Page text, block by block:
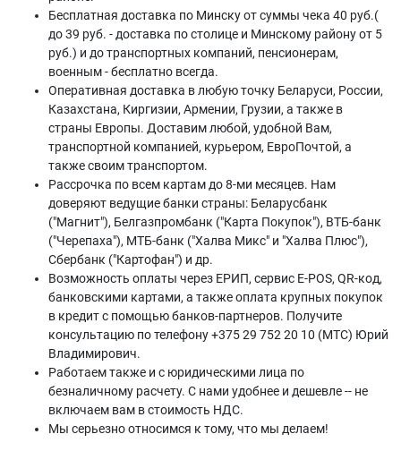
Бесплатная доставка по Минску от суммы чека 40 руб.(
до 39 руб. - доставка по столице и Минскому району от 5
руб.) и до транспортных компаний, пенсионерам,
военным - бесплатно всегда.
Оперативная доставка в любую точку Беларуси, России,
Казахстана, Киргизии, Армении, Грузии, а также в
страны Европы. Доставим любой, удобной Вам,
транспортной компанией, курьером, ЕвроПочтой, а
также своим транспортом.
Рассрочка по всем картам до 8-ми месяцев. Нам
доверяют ведущие банки страны: Беларусбанк
("Магнит"), Белгазпромбанк ("Карта Покупок"), ВТБ-банк
("Черепаха"), МТБ-банк ("Халва Микс" и "Халва Плюс"),
Сбербанк ("Картофан") и др.
Возможность оплаты через ЕРИП, сервис E-POS, QR-код,
банковскими картами, а также оплата крупных покупок
в кредит с помощью банков-партнеров. Получите
консультацию по телефону +375 29 752 20 10 (МТС) Юрий
Владимирович.
Работаем также и с юридическими лица по
безналичному расчету. С нами удобнее и дешевле -- не
включаем вам в стоимость НДС.
Мы серьезно относимся к тому, что мы делаем!